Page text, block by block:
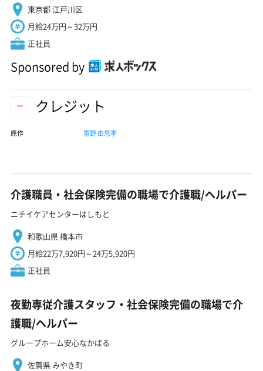
東京都 江戸川区
月給24万円～32万円
正社員
Sponsored by
クレジット
原作 富野 由悠季
介護職員・社会保険完備の職場で介護職/ヘルパー
ニチイケアセンターはしもと
和歌山県 橋本市
月給22万7,920円～24万5,920円
正社員
夜勤専従介護スタッフ・社会保険完備の職場で介
護職/ヘルパー
グループホーム安心なかばる
佐賀県 みやき町